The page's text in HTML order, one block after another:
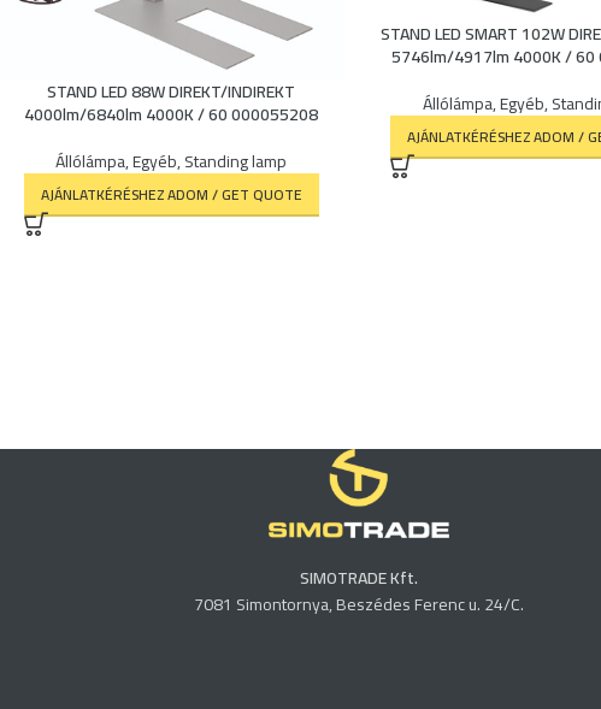
STAND LED 88W DIREKT/INDIREKT
4000lm/6840lm 4000K / 60 000055208
Állólámpa,Egyéb,Standing lamp
AJÁNLATKÉRÉSHEZ ADOM / GET QUOTE
STAND LED SMART 102W
5746lm/4917lm 4000K /
Állólámpa,Egyéb,
AJÁNLATKÉRÉSHEZ ADOM /
SIMOTRADE Kft.
7081 Simontornya, Beszédes Ferenc u. 24/C.